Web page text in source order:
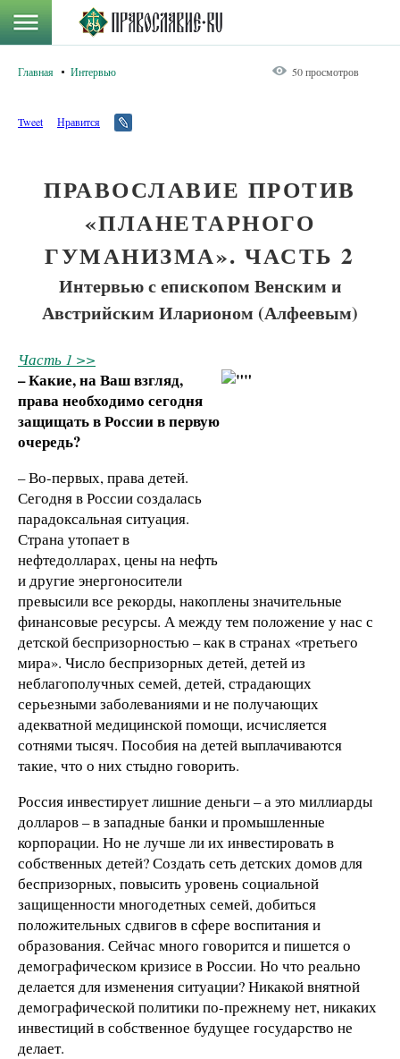
Главная Интервью 50 просмотров
Tweet Нравится
ПРАВОСЛАВИЕ ПРОТИВ
«ПЛАНЕТАРНОГО
ГУМАНИЗМА». ЧАСТЬ 2
Интервью с епископом Венским и
Австрийским Иларионом (Алфеевым)
Часть 1 >>
– Какие, на Ваш взгляд,
права необходимо сегодня
защищать в России в первую
очередь?
– Во-первых, права детей.
Сегодня в России создалась
парадоксальная ситуация.
Страна утопает в
нефтедолларах, цены на нефть
и другие энергоносители
превысили все рекорды, накоплены значительные
финансовые ресурсы. А между тем положение у нас с
детской беспризорностью – как в странах «третьего
мира». Число беспризорных детей, детей из
неблагополучных семей, детей, страдающих
серьезными заболеваниями и не получающих
адекватной медицинской помощи, исчисляется
сотнями тысяч. Пособия на детей выплачиваются
такие, что о них стыдно говорить.
Россия инвестирует лишние деньги – а это миллиарды
долларов – в западные банки и промышленные
корпорации. Но не лучше ли их инвестировать в
собственных детей? Создать сеть детских домов для
беспризорных, повысить уровень социальной
защищенности многодетных семей, добиться
положительных сдвигов в сфере воспитания и
образования. Сейчас много говорится и пишется о
демографическом кризисе в России. Но что реально
делается для изменения ситуации? Никакой внятной
демографической политики по-прежнему нет, никаких
инвестиций в собственное будущее государство не
делает.